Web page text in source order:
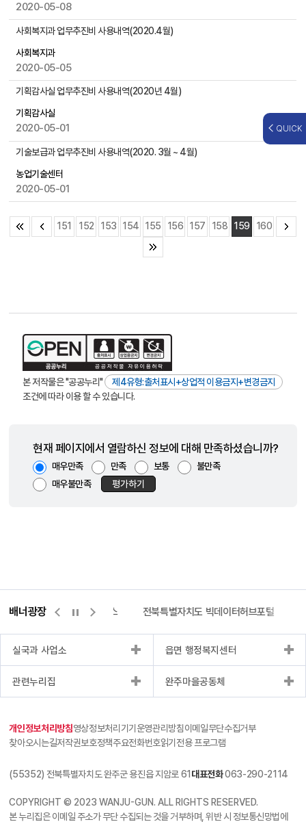
일
2020-05-08
사회복지과 업무추진비 사용내역(2020.4월)
사회복지과
2020-05-05
기획감사실 업무추진비 사용내역(2020년 4월)
기획감사실
2020-05-01
기술보급과 업무추진비 사용내역(2020. 3월 ~ 4월)
농업기술센터
2020-05-01
151 152 153 154 155 156 157 158 159 160
본 저작물은 "공공누리"
제4유형:출처표시+상업적 이용금지+변경금지
조건에 따라 이용 할 수 있습니다.
현재 페이지에서 열람하신 정보에 대해 만족하셨습니까?
매우만족 만족 보통
불만족
매우불만족
평가하기
QUICK
배너광장
량바로처리센터 위택스 전북특별자치도 빅데이터허브포털
실국과 사업소 읍면 행정복지센터
관련누리집 완주마을공동체
개인정보처리방침영상정보처리기기운영관리방침이메일무단수집거부
찾아오시는길저작권보호정책주요전화번호읽기전용 프로그램
(55352) 전북특별자치도 완주군 용진읍 지암로 61대표전화063-290-2114
COPYRIGHT © 2023 WANJU-GUN. ALL RIGHTS RESERVED.
본 누리집은 이메일 주소가 무단 수집되는 것을 거부하며, 위반 시 정보통신망법에